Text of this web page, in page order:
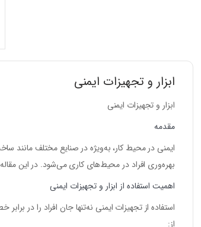
ابزار و تجهیزات ایمنی
ابزار و تجهیزات ایمنی
مقدمه
ایمنی در محیط کار، به‌ویژه در صنایع مختلف مانند
بهره‌وری افراد در محیط‌های کاری می‌شود. در این مقاله
اهمیت استفاده از ابزار و تجهیزات ایمنی
استفاده از تجهیزات ایمنی نه‌تنها جان افراد را در
از: